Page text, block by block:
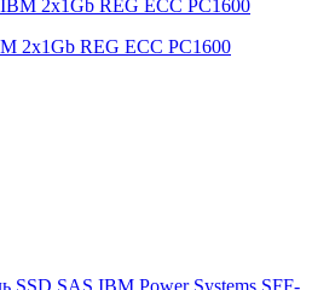
2x1Gb REG ECC PC1600